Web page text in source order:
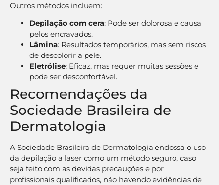
Outros métodos incluem:
Depilação com cera: Pode ser dolorosa e causa
pelos encravados.
Lâmina: Resultados temporários, mas sem riscos
de descolorir a pele.
Eletrólise: Eficaz, mas requer muitas sessões e
pode ser desconfortável.
Recomendações da
Sociedade Brasileira de
Dermatologia
A Sociedade Brasileira de Dermatologia endossa o uso
da depilação a laser como um método seguro, caso
seja feito com as devidas precauções e por
profissionais qualificados, não havendo evidências de